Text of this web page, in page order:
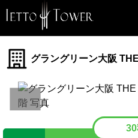
グラングリーン大阪
30